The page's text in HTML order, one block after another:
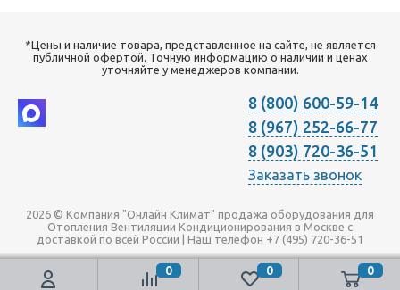
*Цены и наличие товара, представленное на сайте, не является
публичной офертой. Точную информацию о наличии и ценах
уточняйте у менеджеров компании.
8 (800) 600-59-14
8 (967) 252-66-77
8 (903) 720-36-51
Заказать звонок
2026 © Компания "Онлайн Климат" продажа оборудования для
Отопления Вентиляции Кондиционирования в Москве с
доставкой по всей России | Наш телефон +7 (495) 720-36-51
0 0 0